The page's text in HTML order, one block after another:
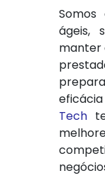
ágeis,
manter
eficácia
Tech